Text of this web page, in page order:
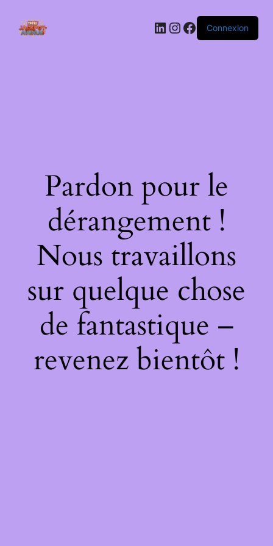
LinkedIn
Instagram
Facebook
Connexion
Pardon pour le
dérangement !
Nous travaillons
sur quelque chose
de fantastique –
revenez bientôt !